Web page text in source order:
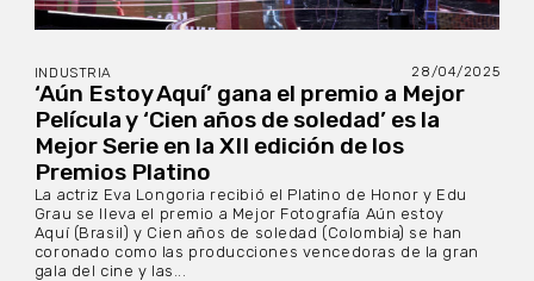
INDUSTRIA 28/04/2025
‘Aún Estoy Aquí’ gana el premio a Mejor
Película y ‘Cien años de soledad’ es la
Mejor Serie en la XII edición de los
Premios Platino
La actriz Eva Longoria recibió el Platino de Honor y Edu
Grau se lleva el premio a Mejor Fotografía Aún estoy
Aquí (Brasil) y Cien años de soledad (Colombia) se han
coronado como las producciones vencedoras de la gran
gala del cine y las...